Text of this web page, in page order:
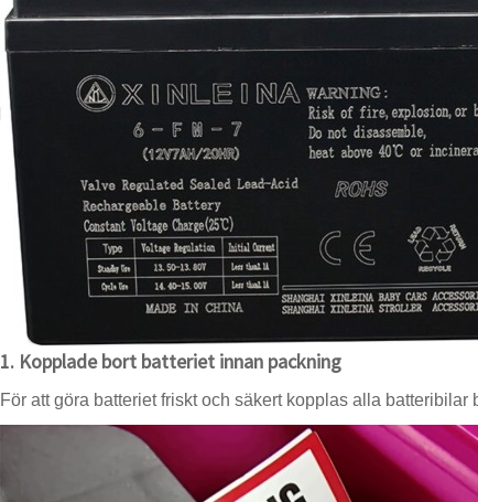
1. Kopplade bort batteriet innan packning
För att göra batteriet friskt och säkert kopplas alla batteribilar